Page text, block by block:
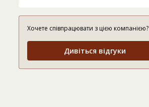
Хочете співпрацювати з цією компанією?
Дивіться відгуки